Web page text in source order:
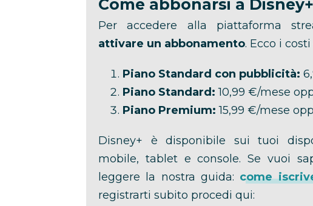
Come abbonarsi a Disney+
Per accedere alla piattaforma
attivare un abbonamento. Ecco i
Piano Standard con pubblicità:
Piano Standard: 10,99 €/mese
Piano Premium: 15,99 €/mese
Disney+ è disponibile sui tuoi
mobile, tablet e console. Se vuoi
leggere la nostra guida: come
registrarti subito procedi qui: